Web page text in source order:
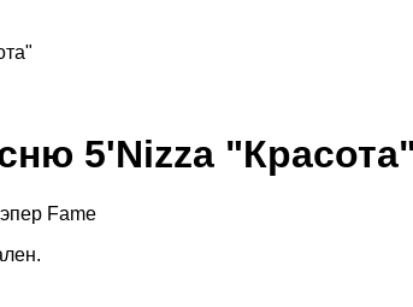
5'Nizza "Красота"
Fame